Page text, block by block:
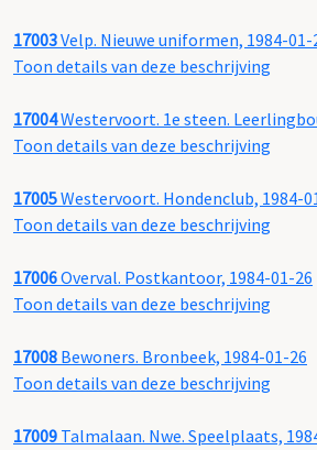
17003Velp. Nieuwe uniformen, 1984-01-
Toon details van deze beschrijving
17004Westervoort. 1e steen.
Toon details van deze beschrijving
17005Westervoort. Hondenclub, 1984-
Toon details van deze beschrijving
17006Overval. Postkantoor, 1984-01-26
Toon details van deze beschrijving
17008 Bewoners. Bronbeek, 1984-01-26
Toon details van deze beschrijving
17009 Talmalaan. Nwe. Speelplaats,